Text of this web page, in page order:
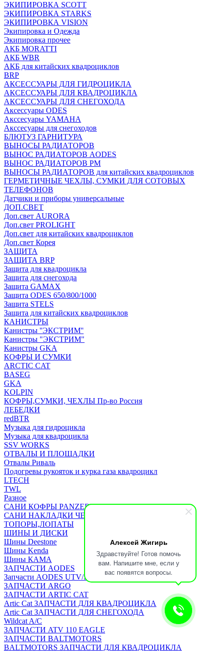
Алексей Жигирь
Здравствуйте! Готов помочь
вам. Напишите мне, если у
вас появятся вопросы.
ЭКИПИРОВКА SCOTT
ЭКИПИРОВКА STARKS
ЭКИПИРОВКА VISION
Экипировка и Одежда
Экипировка прочее
АКБ MORATTI
АКБ WBR
АКБ для китайских квадроциклов
BRP
АКСЕССУАРЫ ДЛЯ ГИДРОЦИКЛА
АКСЕССУАРЫ ДЛЯ КВАДРОЦИКЛА
АКСЕССУАРЫ ДЛЯ СНЕГОХОДА
Аксессуары ODES
Акссесуары YAMAHA
Акссесуары для снегоходов
БЛЮТУЗ ГАРНИТУРА
ВЫНОСЫ РАДИАТОРОВ
ВЫНОС РАДИАТОРОВ AODES
ВЫНОС РАДИАТОРОВ РМ
ВЫНОСЫ РАДИАТОРОВ для китайских квадроциклов
ГЕРМЕТИЧНЫЕ ЧЕХЛЫ, СУМКИ ДЛЯ СОТОВЫХ
ТЕЛЕФОНОВ
Датчики и приборы универсальные
ДОП.СВЕТ
Доп.свет AURORA
Доп.свет PROLIGHT
Доп.свет для китайских квадроциклов
Доп.свет Корея
ЗАЩИТА
ЗАЩИТА BRP
Защита для квадроцикла
Защита для снегохода
Защита GAMAX
Защита ODES 650/800/1000
Защита STELS
Защита для китайских квадроциклов
КАНИСТРЫ
Канистры ''ЭКСТРИМ''
Канистры "ЭКСТРИМ"
Канистры GKA
КОФРЫ И СУМКИ
ARCTIC CAT
BASEG
GKA
KOLPIN
КОФРЫ,СУМКИ, ЧЕХЛЫ Пр-во Россия
ЛЕБЕДКИ
redBTR
Музыка для гидроцикла
Музыка для квадроцикла
SSV WORKS
ОТВАЛЫ И ПЛОЩАДКИ
Отвалы Риваль
Подогревы рукояток и курка газа квадроцикл
LTECH
TWL
Разное
САНИ КОФРЫ PANZERBOX
САНИ НАКЛАДКИ ЧЕХЛЫ Бьюско
ТОПОРЫ,ЛОПАТЫ
ШИНЫ И ДИСКИ
Шины Deestone
Шины Kenda
Шины КАМА
ЗАПЧАСТИ AODES
Запчасти AODES UTV/SSV
ЗАПЧАСТИ ARGO
ЗАПЧАСТИ ARTIC CAT
Artic Cat ЗАПЧАСТИ ДЛЯ КВАДРОЦИКЛА
Artic Cat ЗАПЧАСТИ ДЛЯ СНЕГОХОДА
Wildcat A/C
ЗАПЧАСТИ ATV 110 EAGLE
ЗАПЧАСТИ BALTMOTORS
BALTMOTORS ЗАПЧАСТИ ДЛЯ КВАДРОЦИКЛА